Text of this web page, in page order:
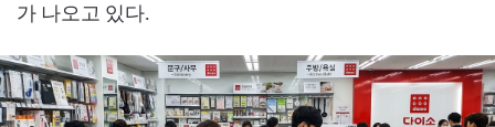
가 나오고 있다.